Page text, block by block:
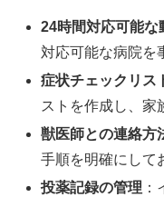
24時間対応可能な
対応可能な病院を
症状チェックリス
ストを作成し、家
獣医師との連絡方
手順を明確にして
投薬記録の管理